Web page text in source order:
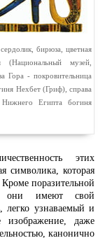
бирюза, цветная
(Национальный музей,
Гора - покровительница
Нехбет (Гриф), справа
Нижнего Египта богиня
этих
символика, которая
поразительной
они имеют свой
узнаваемый и
изображение, даже
канонично